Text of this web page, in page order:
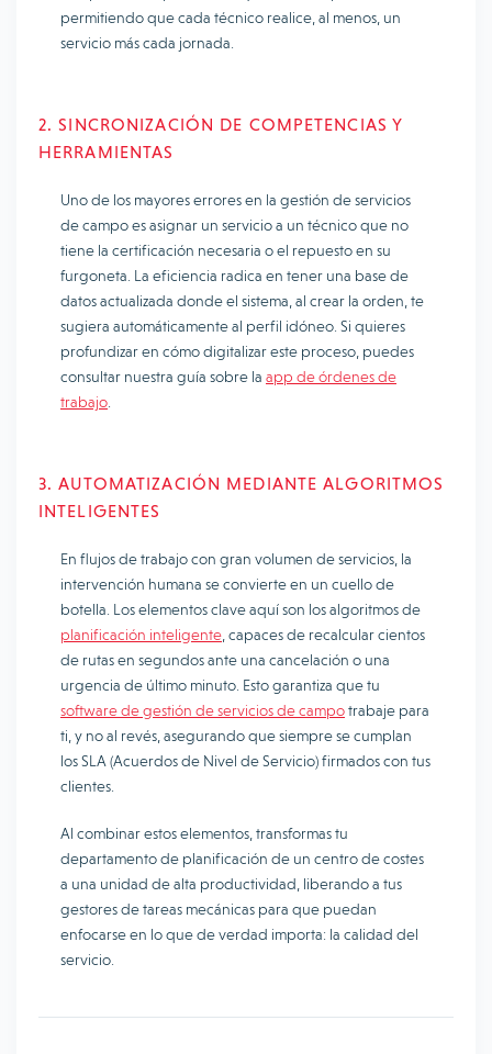
permitiendo que cada técnico realice, al menos, un
servicio más cada jornada.
2. SINCRONIZACIÓN DE COMPETENCIAS Y
HERRAMIENTAS
Uno de los mayores errores en la gestión de servicios
de campo es asignar un servicio a un técnico que no
tiene la certificación necesaria o el repuesto en su
furgoneta. La eficiencia radica en tener una base de
datos actualizada donde el sistema, al crear la orden, te
sugiera automáticamente al perfil idóneo. Si quieres
profundizar en cómo digitalizar este proceso, puedes
consultar nuestra guía sobre la app de órdenes de
trabajo
3. AUTOMATIZACIÓN MEDIANTE ALGORITMOS
INTELIGENTES
En flujos de trabajo con gran volumen de servicios, la
intervención humana se convierte en un cuello de
botella. Los elementos clave aquí son los algoritmos de
planificación inteligente , capaces de recalcular cientos
de rutas en segundos ante una cancelación o una
urgencia de último minuto. Esto garantiza que tu
software de gestión de servicios de campotrabaje para
ti, y no al revés, asegurando que siempre se cumplan
los SLA (Acuerdos de Nivel de Servicio) firmados con tus
clientes.
Al combinar estos elementos, transformas tu
departamento de planificación de un centro de costes
a una unidad de alta productividad, liberando a tus
gestores de tareas mecánicas para que puedan
enfocarse en lo que de verdad importa: la calidad del
servicio.